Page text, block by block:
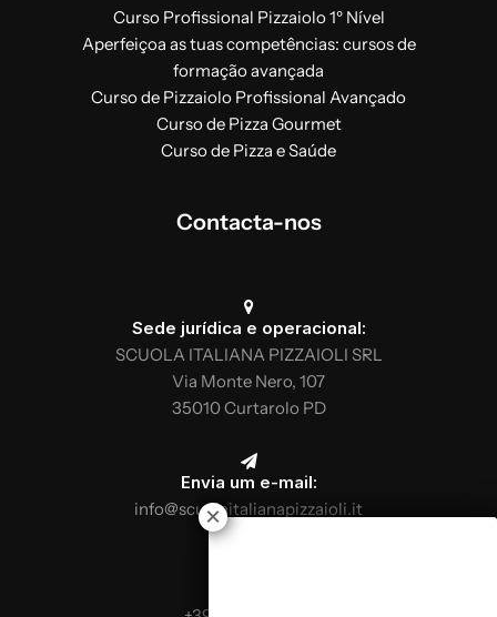
Curso Profissional Pizzaiolo 1º Nível
Aperfeiçoa as tuas competências: cursos de
formação avançada
Curso de Pizzaiolo Profissional Avançado
Curso de Pizza Gourmet
Curso de Pizza e Saúde
Contacta-nos
Sede jurídica e operacional:
SCUOLA ITALIANA PIZZAIOLI SRL
Via Monte Nero, 107
35010 Curtarolo PD
Envia um e-mail:
info@scuolaitalianapizzaioli.it